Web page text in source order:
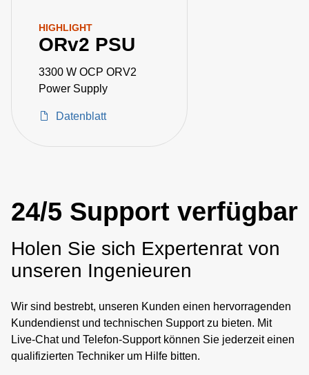
HIGHLIGHT
ORv2 PSU
3300 W OCP ORV2
Power Supply
Datenblatt
24/5 Support verfügbar
Holen Sie sich Expertenrat von
unseren Ingenieuren
Wir sind bestrebt, unseren Kunden einen hervorragenden
Kundendienst und technischen Support zu bieten. Mit
Live-Chat und Telefon-Support können Sie jederzeit einen
qualifizierten Techniker um Hilfe bitten.